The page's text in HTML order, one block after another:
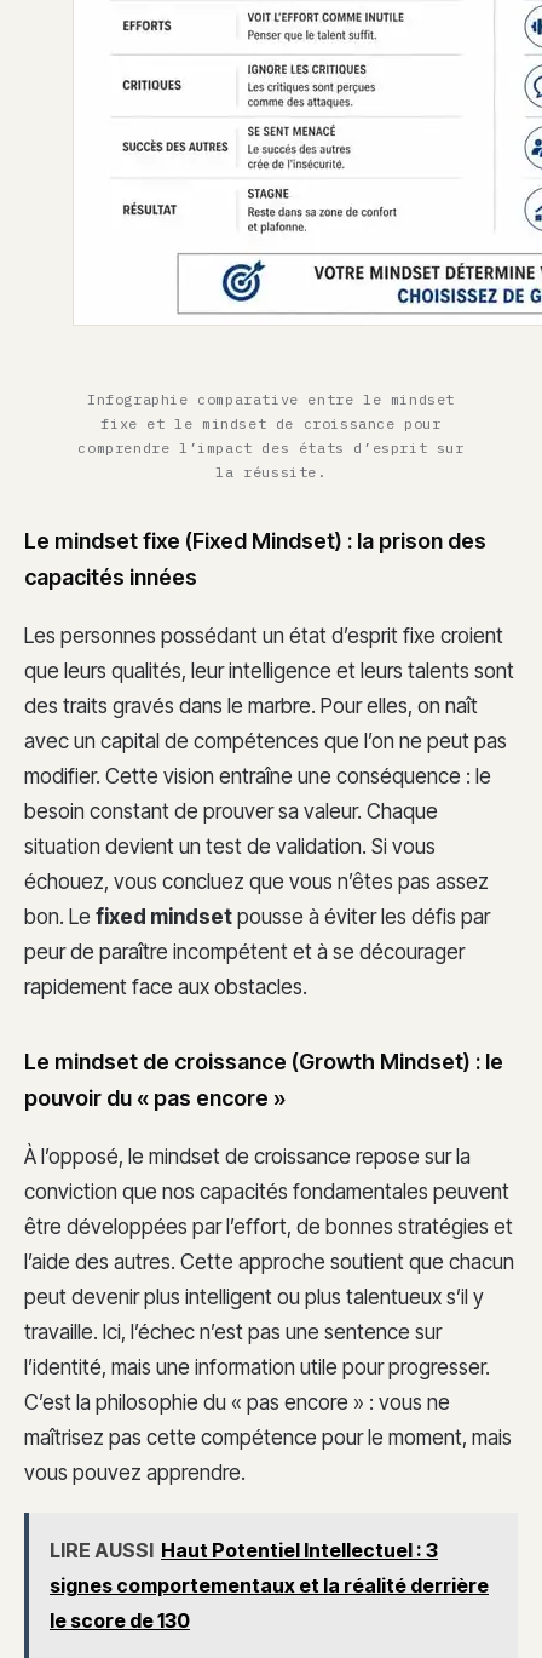
Infographie comparative entre le mindset
fixe et le mindset de croissance pour
comprendre l’impact des états d’esprit sur
la réussite.
Le mindset fixe (Fixed Mindset) : la prison des
capacités innées
Les personnes possédant un état d’esprit fixe croient
que leurs qualités, leur intelligence et leurs talents sont
des traits gravés dans le marbre. Pour elles, on naît
avec un capital de compétences que l’on ne peut pas
modifier. Cette vision entraîne une conséquence : le
besoin constant de prouver sa valeur. Chaque
situation devient un test de validation. Si vous
échouez, vous concluez que vous n’êtes pas assez
bon. Le fixed mindset pousse à éviter les défis par
peur de paraître incompétent et à se décourager
rapidement face aux obstacles.
Le mindset de croissance (Growth Mindset) : le
pouvoir du « pas encore »
À l’opposé, le mindset de croissance repose sur la
conviction que nos capacités fondamentales peuvent
être développées par l’effort, de bonnes stratégies et
l’aide des autres. Cette approche soutient que chacun
peut devenir plus intelligent ou plus talentueux s’il y
travaille. Ici, l’échec n’est pas une sentence sur
l’identité, mais une information utile pour progresser.
C’est la philosophie du « pas encore » : vous ne
maîtrisez pas cette compétence pour le moment, mais
vous pouvez apprendre.
LIRE AUSSI Haut Potentiel Intellectuel : 3
signes comportementaux et la réalité derrière
le score de 130